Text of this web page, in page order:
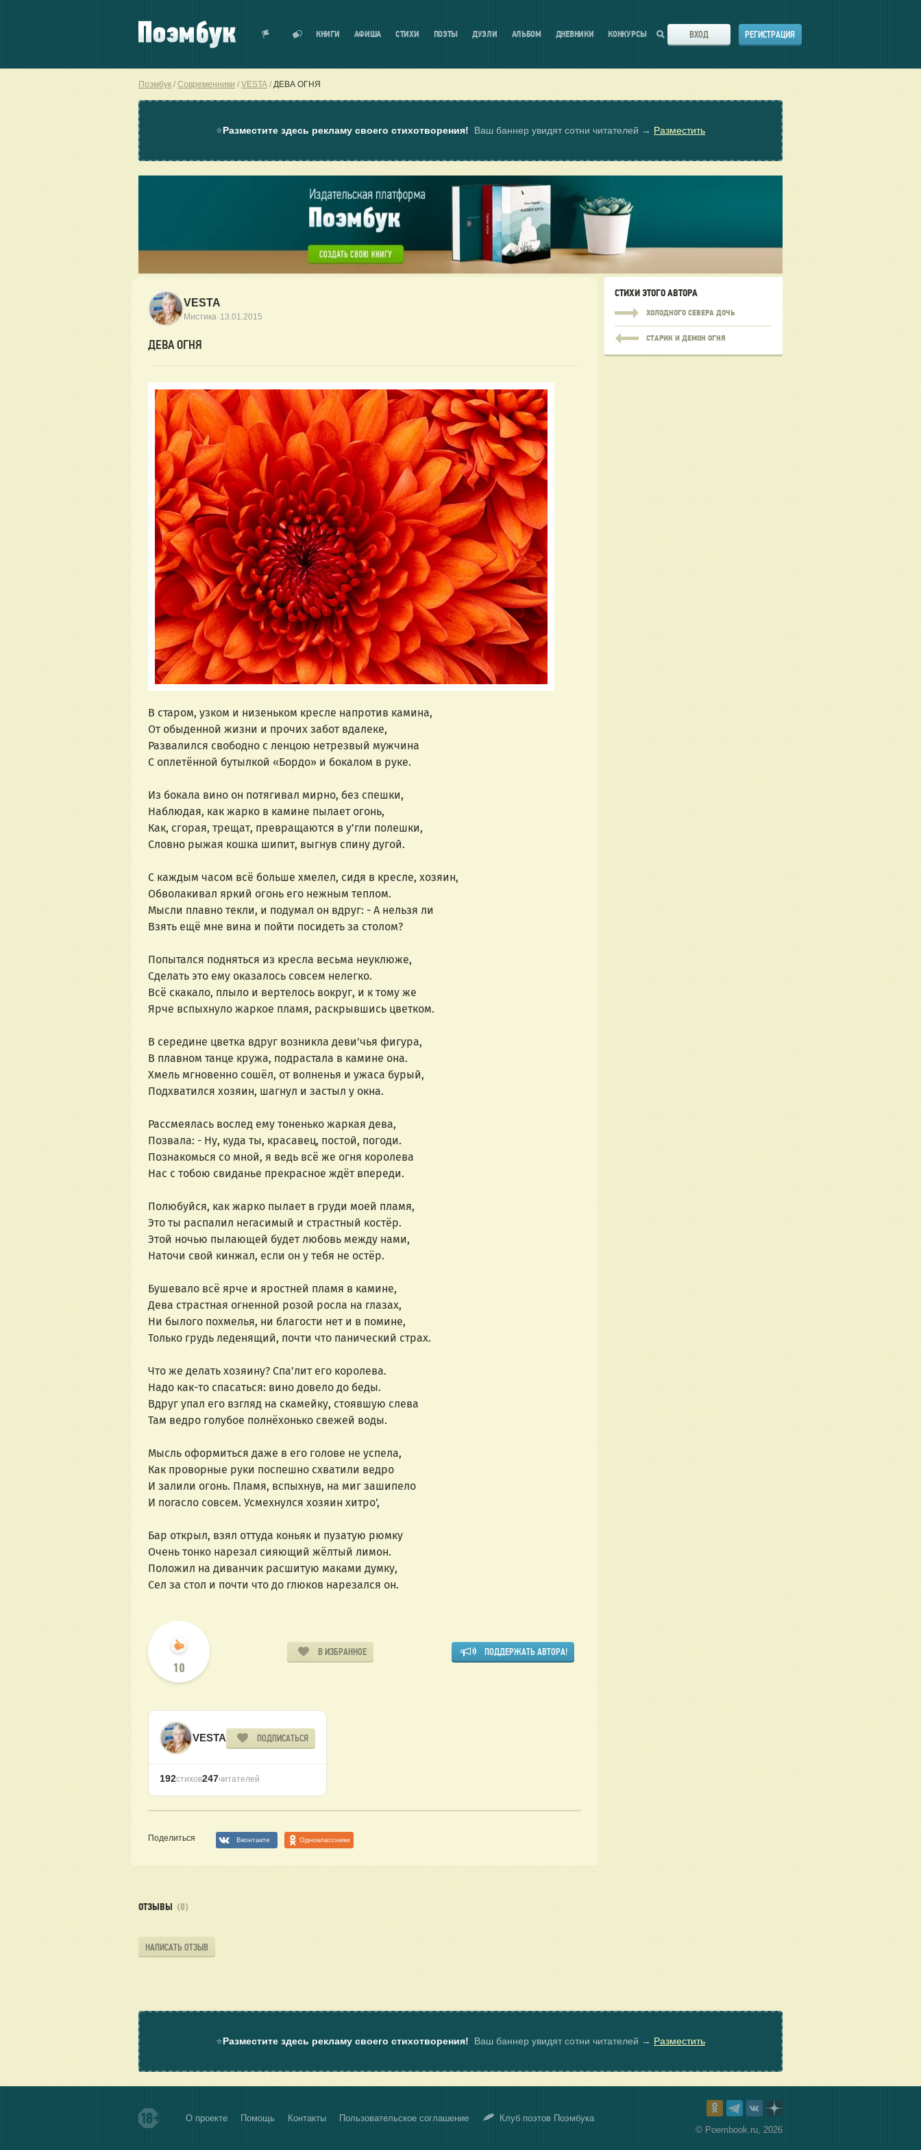
КНИГИ АФИША СТИХИ ПОЭТЫ ДУЭЛИ АЛЬБОМ ДНЕВНИКИ КОНКУРСЫ ВХОД РЕГИСТРАЦИЯ
Поэмбук Современники VESTA ДЕВА ОГНЯ
⭐Разместите здесь рекламу своего стихотворения! Ваш баннер увидят сотни читателей → Разместить
VESTA
Мистика· 13.01.2015
ДЕВА ОГНЯ
В старом, узком и низеньком кресле напротив камина,
От обыденной жизни и прочих забот вдалеке,
Развалился свободно с ленцою нетрезвый мужчина
С оплетённой бутылкой «Бордо» и бокалом в руке.
Из бокала вино он потягивал мирно, без спешки,
Наблюдая, как жарко в камине пылает огонь,
Как, сгорая, трещат, превращаются в у’гли полешки,
Словно рыжая кошка шипит, выгнув спину дугой.
С каждым часом всё больше хмелел, сидя в кресле, хозяин,
Обволакивал яркий огонь его нежным теплом.
Мысли плавно текли, и подумал он вдруг: - А нельзя ли
Взять ещё мне вина и пойти посидеть за столом?
Попытался подняться из кресла весьма неуклюже,
Сделать это ему оказалось совсем нелегко.
Всё скакало, плыло и вертелось вокруг, и к тому же
Ярче вспыхнуло жаркое пламя, раскрывшись цветком.
В середине цветка вдруг возникла деви’чья фигура,
В плавном танце кружа, подрастала в камине она.
Хмель мгновенно сошёл, от волненья и ужаса бурый,
Подхватился хозяин, шагнул и застыл у окна.
Рассмеялась вослед ему тоненько жаркая дева,
Позвала: - Ну, куда ты, красавец, постой, погоди.
Познакомься со мной, я ведь всё же огня королева
Нас с тобою свиданье прекрасное ждёт впереди.
Полюбуйся, как жарко пылает в груди моей пламя,
Это ты распалил негасимый и страстный костёр.
Этой ночью пылающей будет любовь между нами,
Наточи свой кинжал, если он у тебя не остёр.
Бушевало всё ярче и яростней пламя в камине,
Дева страстная огненной розой росла на глазах,
Ни былого похмелья, ни благости нет и в помине,
Только грудь леденящий, почти что панический страх.
Что же делать хозяину? Спа’лит его королева.
Надо как-то спасаться: вино довело до беды.
Вдруг упал его взгляд на скамейку, стоявшую слева
Там ведро голубое полнёхонько свежей воды.
Мысль оформиться даже в его голове не успела,
Как проворные руки поспешно схватили ведро
И залили огонь. Пламя, вспыхнув, на миг зашипело
И погасло совсем. Усмехнулся хозяин хитро’,
Бар открыл, взял оттуда коньяк и пузатую рюмку
Очень тонко нарезал сияющий жёлтый лимон.
Положил на диванчик расшитую маками думку,
Сел за стол и почти что до глюков нарезался он.
10
В ИЗБРАННОЕ ПОДДЕРЖАТЬ АВТОРА!
VESTA ПОДПИСАТЬСЯ
192стихов247читателей
Поделиться Вконтакте Одноклассники
СТИХИ ЭТОГО АВТОРА
ХОЛОДНОГО СЕВЕРА ДОЧЬ
СТАРИК И ДЕМОН ОГНЯ
ОТЗЫВЫ (0)
НАПИСАТЬ ОТЗЫВ
⭐Разместите здесь рекламу своего стихотворения! Ваш баннер увидят сотни читателей → Разместить
О проекте Помощь Контакты Пользовательское соглашение
Клуб поэтов Поэмбука
© Poembook.ru, 2026